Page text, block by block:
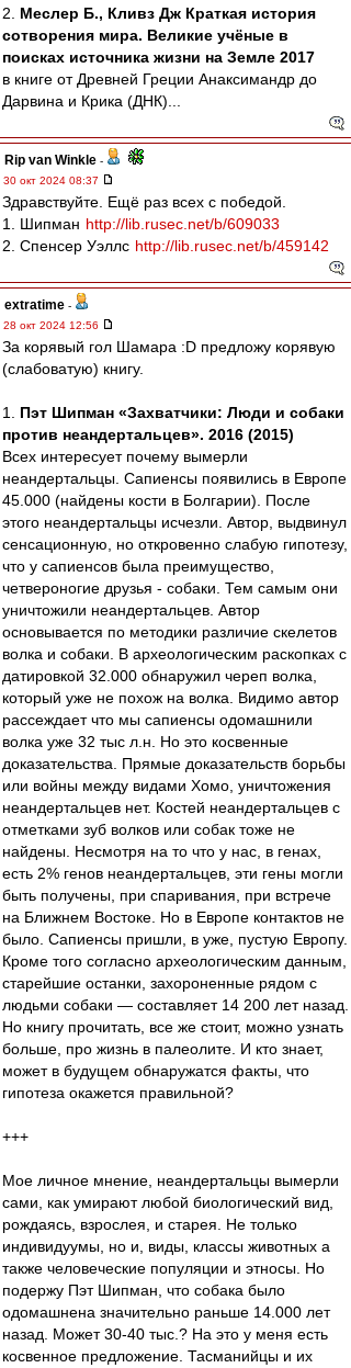
2. Меслер Б., Кливз Дж Краткая история
сотворения мира. Великие учёные в
поисках источника жизни на Земле 2017
в книге от Древней Греции Анаксимандр до
Дарвина и Крика (ДНК)...
Rip van Winkle -
30 окт 2024 08:37
Здравствуйте. Ещё раз всех с победой.
1. Шипман http://lib.rusec.net/b/609033
2. Спенсер Уэллс http://lib.rusec.net/b/459142
extratime -
28 окт 2024 12:56
За корявый гол Шамара :D предложу корявую
(слабоватую) книгу.
1. Пэт Шипман «Захватчики: Люди и собаки
против неандертальцев». 2016 (2015)
Всех интересует почему вымерли
неандертальцы. Сапиенсы появились в Европе
45.000 (найдены кости в Болгарии). После
этого неандертальцы исчезли. Автор, выдвинул
сенсационную, но откровенно слабую гипотезу,
что у сапиенсов была преимущество,
четвероногие друзья - собаки. Тем самым они
уничтожили неандертальцев. Автор
основывается по методики различие скелетов
волка и собаки. В археологическим раскопках с
датировкой 32.000 обнаружил череп волка,
который уже не похож на волка. Видимо автор
рассеждает что мы сапиенсы одомашнили
волка уже 32 тыс л.н. Но это косвенные
доказательства. Прямые доказательств борьбы
или войны между видами Хомо, уничтожения
неандертальцев нет. Костей неандертальцев с
отметками зуб волков или собак тоже не
найдены. Несмотря на то что у нас, в генах,
есть 2% генов неандертальцев, эти гены могли
быть получены, при спаривания, при встрече
на Ближнем Востоке. Но в Европе контактов не
было. Сапиенсы пришли, в уже, пустую Европу.
Кроме того согласно археологическим данным,
старейшие останки, захороненные рядом с
людьми собаки — составляет 14 200 лет назад.
Но книгу прочитать, все же стоит, можно узнать
больше, про жизнь в палеолите. И кто знает,
может в будущем обнаружатся факты, что
гипотеза окажется правильной?
+++
Мое личное мнение, неандертальцы вымерли
сами, как умирают любой биологический вид,
рождаясь, взрослея, и старея. Не только
индивидуумы, но и, виды, классы животных а
также человеческие популяции и этносы. Но
подержу Пэт Шипман, что собака было
одомашнена значительно раньше 14.000 лет
назад. Может 30-40 тыс.? На это у меня есть
косвенное предложение. Тасманийцы и их